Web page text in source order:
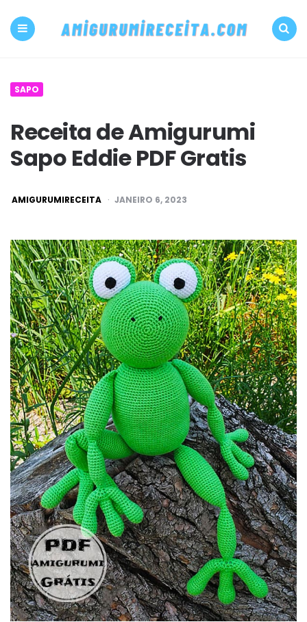
500+
receita
grátis
SAPO
Receita de Amigurumi
Sapo Eddie PDF Gratis
POSTED
BY
AMIGURUMIRECEITA JANEIRO 6, 2023